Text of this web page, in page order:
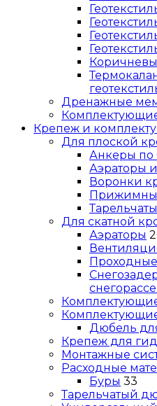
Дренажные
Крепеж и
Для плоской
Анкеры по
Аэраторы
Воронки
Для скатной
Аэраторы
Дюбель
Крепеж для
Монтажные
Расходные
Буры 33
Тарельчатый